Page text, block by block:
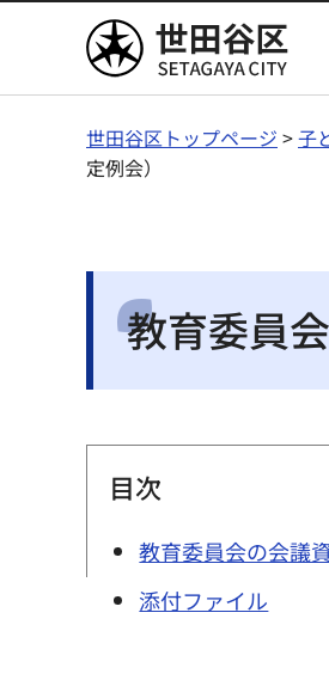
世田谷区
世田谷区トップページ >子
定例会）
教育委員
目次
教育委員会の会議
添付ファイル